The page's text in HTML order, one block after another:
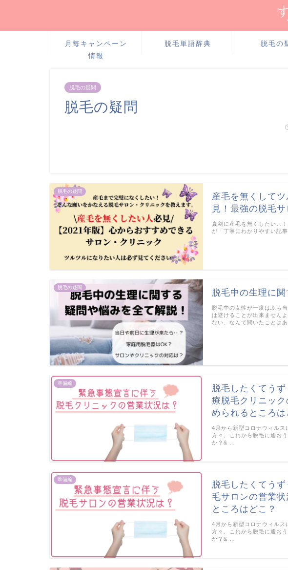
月毎キャンペーン
情報
脱毛単語辞典 脱毛の
脱毛の疑問
脱毛の疑問
脱毛の疑問
産毛を無くして
見！最強の脱毛
真剣に産毛を無くしたい…
が「丁寧にわかりやすい記
脱毛の疑問
脱毛中の生理に関
脱毛中の女性が一度はぶち
は避けることが出来ません
ない、なんて聞いたことは
準備編
脱毛したくてう
療脱毛クリニッ
められるところは
4月から新型コロナウィルス
方々、これから脱毛に通お
か？& …
準備編
脱毛したくてう
毛サロンの営業
ところはどこ？
4月から新型コロナウィルス
方々、これから脱毛に通お
か？& …